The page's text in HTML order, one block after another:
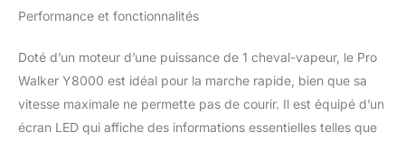
Performance et fonctionnalités
Doté d’un moteur d’une puissance de 1 cheval-vapeur, le Pro
Walker Y8000 est idéal pour la marche rapide, bien que sa
vitesse maximale ne permette pas de courir. Il est équipé d’un
écran LED qui affiche des informations essentielles telles que